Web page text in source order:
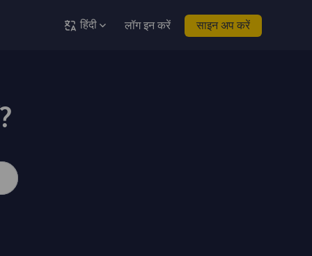
हिंदी लॉग इन करें साइन अप करें